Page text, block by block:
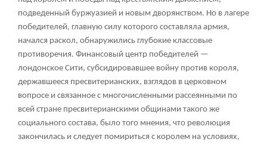
подведенный буржуазией и новым дворянством. Но в лагере
победителей, главную силу которого составляла армия,
начался раскол, обнаружились глубокие классовые
противоречия. Финансовый центр победителей —
лондонское Сити, субсидировавшее войну против короля,
державшееся пресвитерианских, взглядов в церковном
вопросе и связанное с многочисленными рассеянными по
всей стране пресвитерианскими общинами такого же
социального состава, было того мнения, что революция
закончилась и следует помириться с королем на условиях,